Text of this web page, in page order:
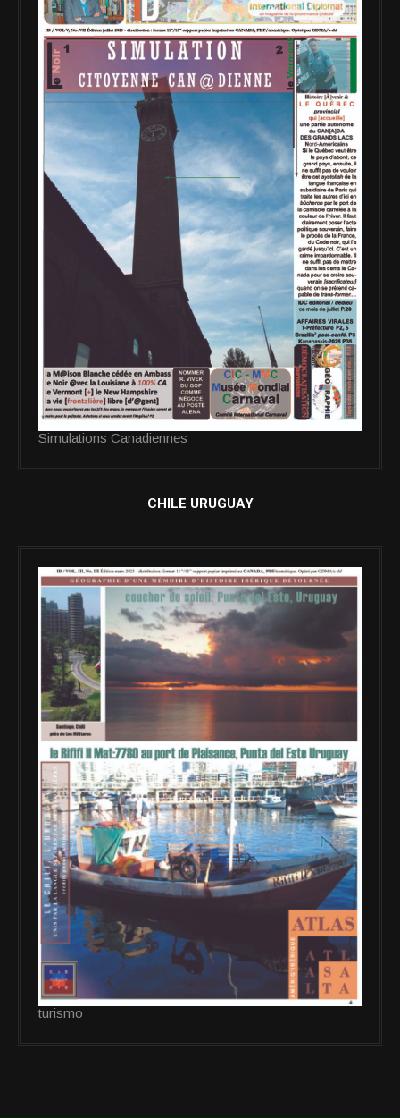
Simulations Canadiennes
CHILE URUGUAY
turismo